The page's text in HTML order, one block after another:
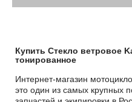
Купить Стекло ветровое
тонированное
Интернет-магазин
это один из самых крупных